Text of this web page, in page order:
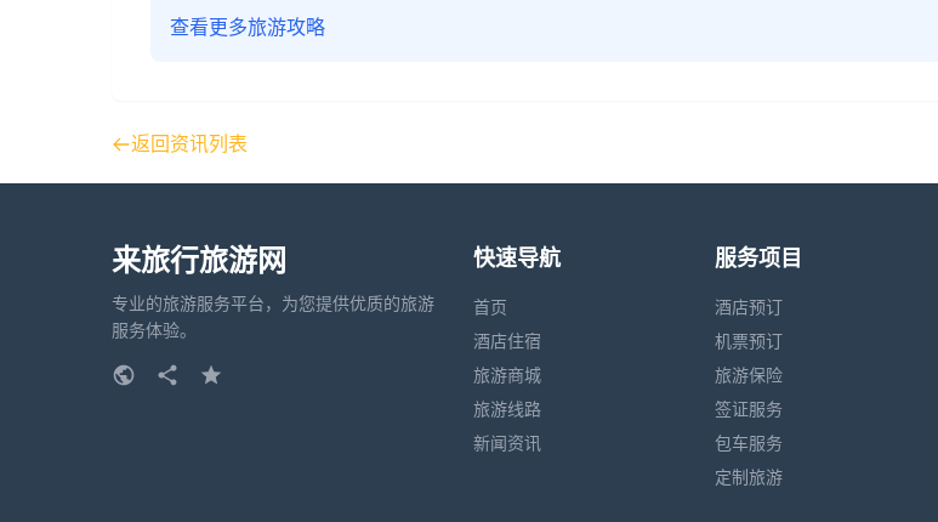
查看更多旅游攻略
返回资讯列表
来旅行旅游网
专业的旅游服务平台，为您提供优质的旅游
服务体验。
快速导航
首页
酒店住宿
旅游商城
旅游线路
新闻资讯
服务项目
酒店预订
机票预订
旅游保险
签证服务
包车服务
定制旅游